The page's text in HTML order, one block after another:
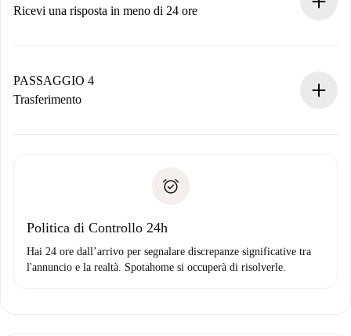
Ricevi una risposta in meno di 24 ore
contatto con il proprietario.
Se rifiutata: non ti addebiteremo nulla e ti proporremo
Domiciliazione del pagamento
PASSAGGIO 4
Trasferimento
solo se non segnali problemi.
Politica di Controllo 24h
Hai 24 ore dall’arrivo per segnalare discrepanze significative tra
l'annuncio e la realtà. Spotahome si occuperà di risolverle.